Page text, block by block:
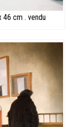
46 cm . vendu